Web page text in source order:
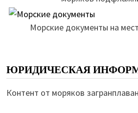
Морские документы на
ЮРИДИЧЕСКАЯ
Контент от моряков